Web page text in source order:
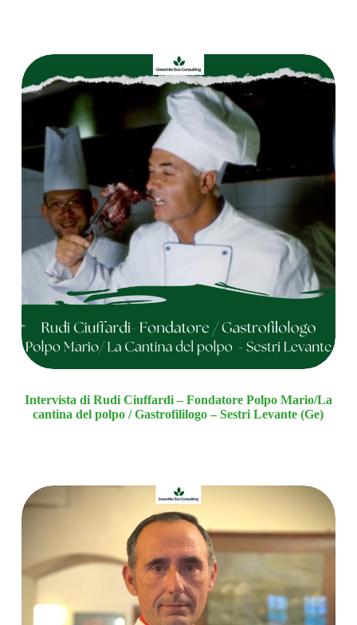
Intervista di Rudi Ciuffardi – Fondatore Polpo Mario/La
cantina del polpo / Gastrofililogo – Sestri Levante (Ge)